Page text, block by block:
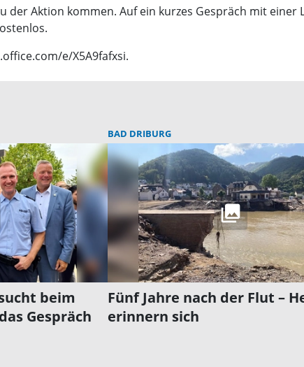
Aktion kommen. Auf ein kurzes Gespräch mit einer
e/X5A9fafxsi.
beim
Gespräch
BAD DRIBURG
Fünf Jahre nach der Flut –
erinnern sich